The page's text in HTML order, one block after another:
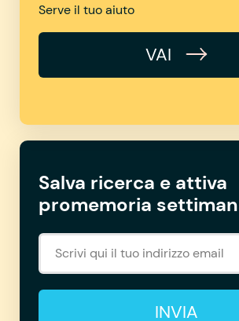
Serve il tuo aiuto
VAI
Salva ricerca e attiva
promemoria
INVIA